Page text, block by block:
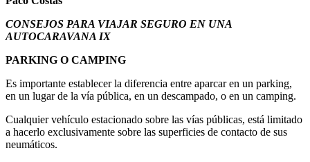
CONSEJOS PARA VIAJAR SEGURO EN UNA
AUTOCARAVANA IX
PARKING O CAMPING
Es importante establecer la diferencia entre aparcar en un parking,
en un lugar de la vía pública, en un descampado, o en un camping.
Cualquier vehículo estacionado sobre las vías públicas, está limitado
a hacerlo exclusivamente sobre las superficies de contacto de sus
neumáticos.